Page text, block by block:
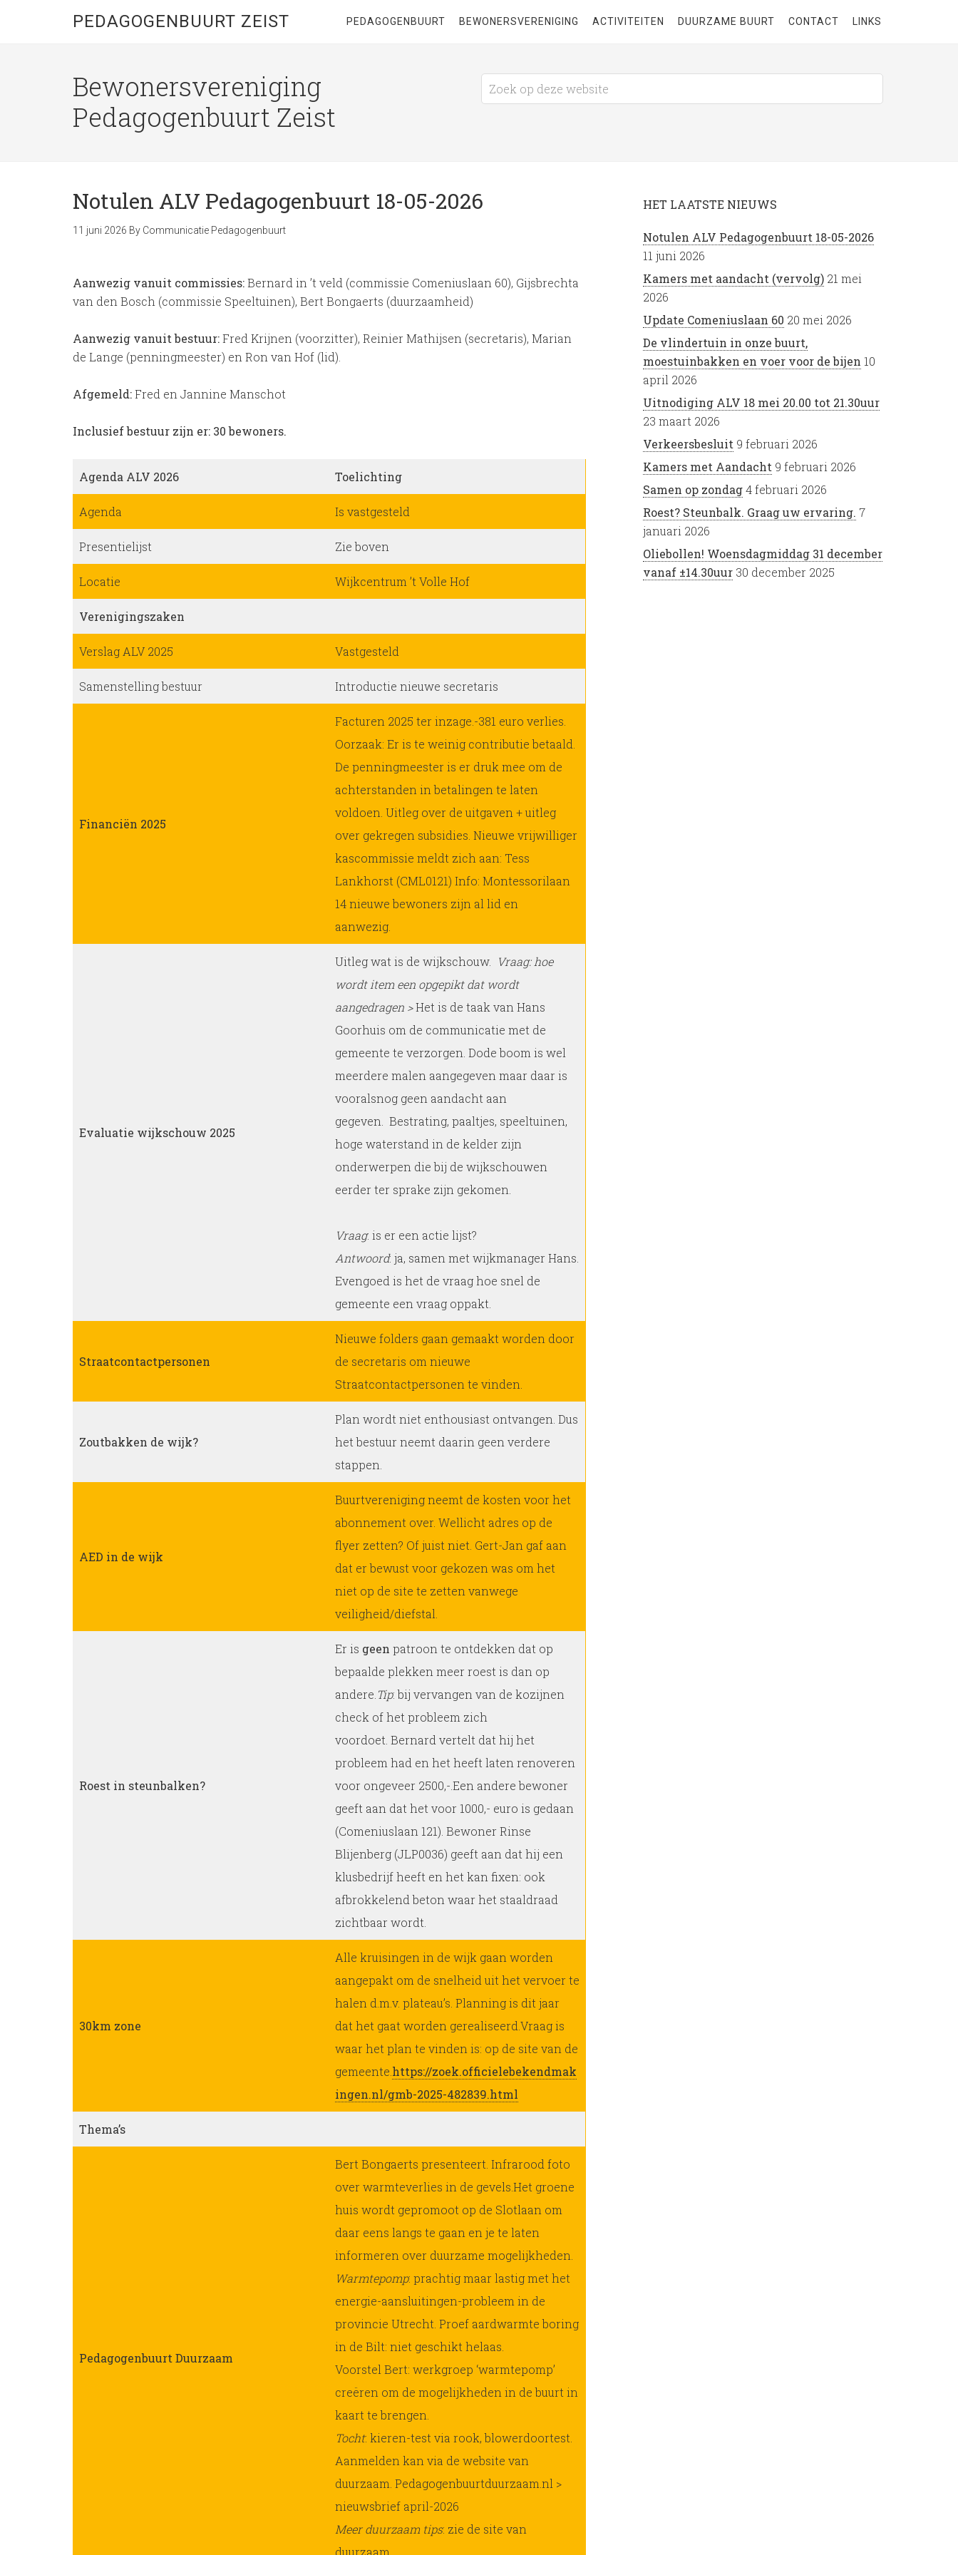
PEDAGOGENBUURT ZEIST PEDAGOGENBUURT BEWONERSVERENIGING ACTIVITEITEN DUURZAME BUURT CONTACT LINKS
Bewonersvereniging
Pedagogenbuurt Zeist
Notulen ALV Pedagogenbuurt 18-05-2026
11 juni 2026 By Communicatie Pedagogenbuurt
Aanwezig vanuit commissies:Bernard in ’t veld (commissie Comeniuslaan 60), Gijsbrechta
van den Bosch (commissie Speeltuinen), Bert Bongaerts (duurzaamheid)
Aanwezig vanuit bestuur:Fred Krijnen (voorzitter), Reinier Mathijsen (secretaris), Marian
de Lange (penningmeester) en Ron van Hof (lid).
Afgemeld:Fred en Jannine Manschot
Inclusief bestuur zijn er: 30 bewoners.
Agenda ALV 2026 Toelichting
Agenda Is vastgesteld
Presentielijst Zie boven
Locatie Wijkcentrum ’t Volle Hof
Verenigingszaken
Verslag ALV 2025 Vastgesteld
Samenstelling bestuur Introductie nieuwe secretaris
Financiën 2025
Facturen 2025 ter inzage.-381 euro verlies.
Oorzaak: Er is te weinig contributie betaald.
De penningmeester is er druk mee om de
achterstanden in betalingen te laten
voldoen. Uitleg over de uitgaven + uitleg
over gekregen subsidies. Nieuwe vrijwilliger
kascommissie meldt zich aan: Tess
Lankhorst (CML0121) Info: Montessorilaan
14 nieuwe bewoners zijn al lid en
aanwezig.
Evaluatie wijkschouw 2025
Uitleg wat is de wijkschouw.
Vraag: hoe
wordt item een opgepikt dat wordt
aangedragen >Het is de taak van Hans
Goorhuis om de communicatie met de
gemeente te verzorgen. Dode boom is wel
meerdere malen aangegeven maar daar is
vooralsnog geen aandacht aan
gegeven. Bestrating, paaltjes, speeltuinen,
hoge waterstand in de kelder zijn
onderwerpen die bij de wijkschouwen
eerder ter sprake zijn gekomen.
Vraag: is er een actie lijst?
Antwoord: ja, samen met wijkmanager Hans.
Evengoed is het de vraag hoe snel de
gemeente een vraag oppakt.
Straatcontactpersonen
Nieuwe folders gaan gemaakt worden door
de secretaris om nieuwe
Straatcontactpersonen te vinden.
Zoutbakken de wijk?
Plan wordt niet enthousiast ontvangen. Dus
het bestuur neemt daarin geen verdere
stappen.
AED in de wijk
Buurtvereniging neemt de kosten voor het
abonnement over. Wellicht adres op de
flyer zetten? Of juist niet. Gert-Jan gaf aan
dat er bewust voor gekozen was om het
niet op de site te zetten vanwege
veiligheid/diefstal.
Roest in steunbalken?
Er is geen patroon te ontdekken dat op
bepaalde plekken meer roest is dan op
andere. Tip: bij vervangen van de kozijnen
check of het probleem zich
voordoet. Bernard vertelt dat hij het
probleem had en het heeft laten renoveren
voor ongeveer 2500,-.Een andere bewoner
geeft aan dat het voor 1000,- euro is gedaan
(Comeniuslaan 121). Bewoner Rinse
Blijenberg (JLP0036) geeft aan dat hij een
klusbedrijf heeft en het kan fixen: ook
afbrokkelend beton waar het staaldraad
zichtbaar wordt.
30km zone
Alle kruisingen in de wijk gaan worden
aangepakt om de snelheid uit het vervoer te
halen d.m.v. plateau’s. Planning is dit jaar
dat het gaat worden gerealiseerd.Vraag is
waar het plan te vinden is: op de site van de
gemeente. https://zoek.officielebekendmak
ingen.nl/gmb-2025-482839.html
Thema’s
Pedagogenbuurt Duurzaam
Bert Bongaerts presenteert. Infrarood foto
over warmteverlies in de gevels.Het groene
huis wordt gepromoot op de Slotlaan om
daar eens langs te gaan en je te laten
informeren over duurzame mogelijkheden.
Warmtepomp: prachtig maar lastig met het
energie-aansluitingen-probleem in de
provincie Utrecht. Proef aardwarmte boring
in de Bilt: niet geschikt helaas.
Voorstel Bert: werkgroep ‘warmtepomp’
creëren om de mogelijkheden in de buurt in
kaart te brengen.
Tocht: kieren-test via rook, blowerdoortest.
Aanmelden kan via de website van
duurzaam. Pedagogenbuurtduurzaam.nl >
nieuwsbrief april-2026
Meer duurzaam tips: zie de site van
duurzaam.
HET LAATSTE NIEUWS
Notulen ALV Pedagogenbuurt 18-05-2026
11 juni 2026
Kamers met aandacht (vervolg) 21 mei
2026
Update Comeniuslaan 60 20 mei 2026
De vlindertuin in onze buurt,
moestuinbakken en voer voor de bijen 10
april 2026
Uitnodiging ALV 18 mei 20.00 tot 21.30uur
23 maart 2026
Verkeersbesluit 9 februari 2026
Kamers met Aandacht 9 februari 2026
Samen op zondag4 februari 2026
Roest? Steunbalk. Graag uw ervaring. 7
januari 2026
Oliebollen! Woensdagmiddag 31 december
vanaf ±14.30uur 30 december 2025